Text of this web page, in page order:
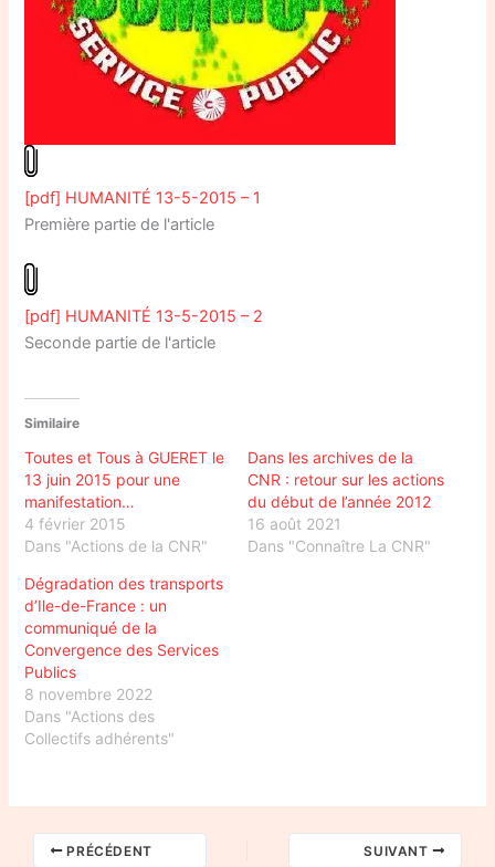
[pdf] HUMANITÉ 13-5-2015 – 1
Première partie de l'article
[pdf] HUMANITÉ 13-5-2015 – 2
Seconde partie de l'article
Similaire
Toutes et Tous à GUERET le
13 juin 2015 pour une
manifestation…
4 février 2015
Dans "Actions de la CNR"
Dans les archives de la
CNR : retour sur les actions
du début de l’année 2012
16 août 2021
Dans "Connaître La CNR"
Dégradation des transports
d’Ile-de-France : un
communiqué de la
Convergence des Services
Publics
8 novembre 2022
Dans "Actions des
Collectifs adhérents"
PRÉCÉDENT SUIVANT